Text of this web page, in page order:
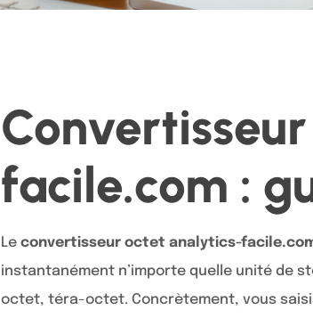
facile.com :
Le convertisseur octet analytics-
instantanément n’importe quelle unité de
octet, téra-octet. Concrètement, vous